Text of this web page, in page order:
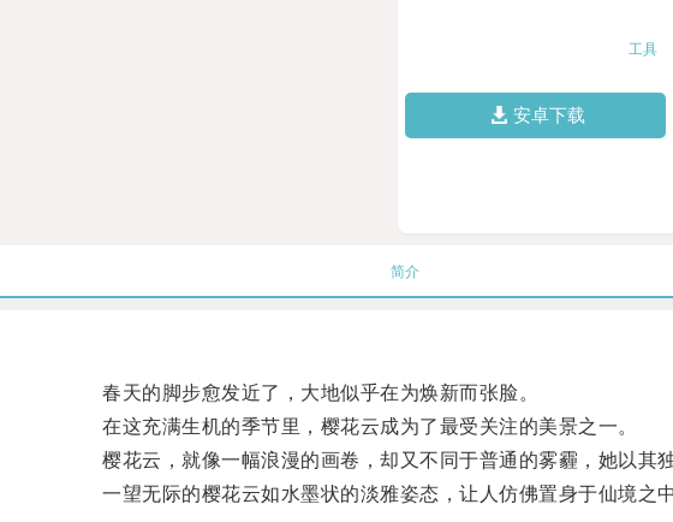
工具
安卓下载
简介
春天的脚步愈发近了，大地似乎在为焕新而张脸。
在这充满生机的季节里，樱花云成为了最受关注的美景之一。
樱花云，就像一幅浪漫的画卷，却又不同于普通的雾霾，她以其独
一望无际的樱花云如水墨状的淡雅姿态，让人仿佛置身于仙境之中